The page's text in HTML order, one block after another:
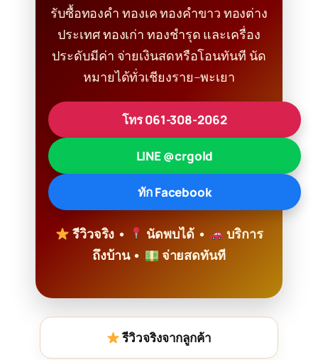
รับซื้อทองคำ ทองเค ทองคำขาว ทองต่าง
ประเทศ ทองเก่า ทองชำรุด และเครื่อง
ประดับมีค่า จ่ายเงินสดหรือโอนทันที นัด
หมายได้ทั่วเชียงราย–พะเยา
โทร 061-308-2062
LINE @crgold
ทัก Facebook
รีวิวจริง • นัดพบได้ •
บริการ
ถึงบ้าน •
จ่ายสดทันที
รีวิวจริงจากลูกค้า